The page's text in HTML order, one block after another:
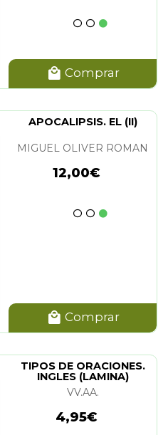
Comprar
APOCALIPSIS. EL (II)
MIGUEL OLIVER ROMAN
12,00€
Comprar
TIPOS DE ORACIONES.
INGLES (LAMINA)
VV.AA.
4,95€